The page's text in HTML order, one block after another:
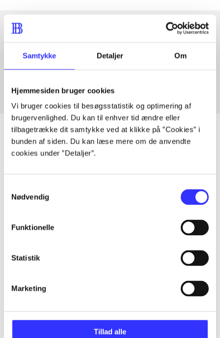
Samtykke Detaljer Om
Hjemmesiden bruger cookies
Vi bruger cookies til besøgsstatistik og optimering af
brugervenlighed. Du kan til enhver tid ændre eller
tilbagetrække dit samtykke ved at klikke på ”Cookies” i
bunden af siden. Du kan læse mere om de anvendte
cookies under ”Detaljer”.
Nødvendig
Funktionelle
Statistik
Marketing
Tillad alle
Artikler med samme emner